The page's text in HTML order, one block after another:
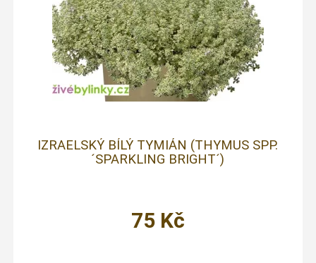
IZRAELSKÝ BÍLÝ TYMIÁN (THYMUS SPP.
´SPARKLING BRIGHT´)
75 Kč